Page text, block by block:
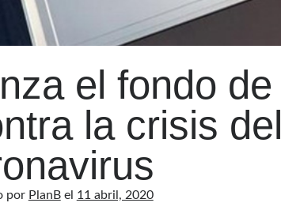
el fondo de
la crisis del
por PlanBel 11 abril, 2020